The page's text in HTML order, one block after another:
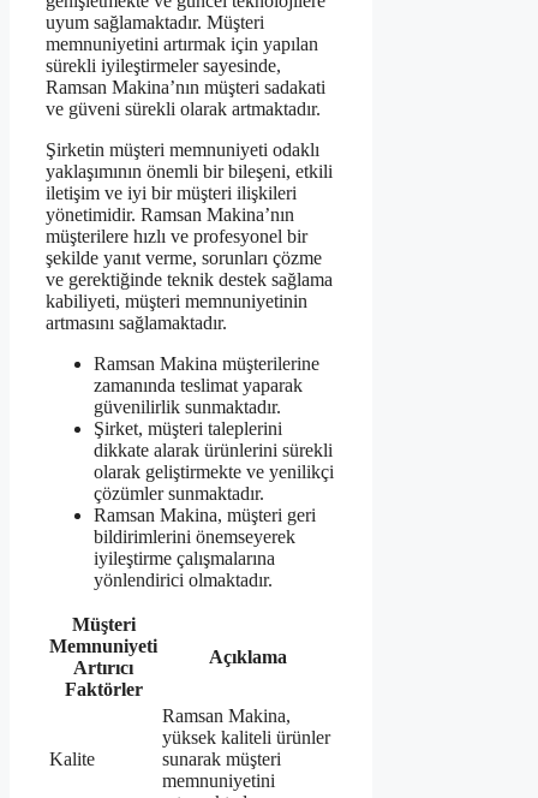
uyum sağlamaktadır. Müşteri
memnuniyetini artırmak için yapılan
sürekli iyileştirmeler sayesinde,
Ramsan Makina’nın müşteri sadakati
ve güveni sürekli olarak artmaktadır.
Şirketin müşteri memnuniyeti odaklı
yaklaşımının önemli bir bileşeni, etkili
iletişim ve iyi bir müşteri ilişkileri
yönetimidir. Ramsan Makina’nın
müşterilere hızlı ve profesyonel bir
şekilde yanıt verme, sorunları çözme
ve gerektiğinde teknik destek sağlama
kabiliyeti, müşteri memnuniyetinin
artmasını sağlamaktadır.
Ramsan Makina müşterilerine
zamanında teslimat yaparak
güvenilirlik sunmaktadır.
Şirket, müşteri taleplerini
dikkate alarak ürünlerini sürekli
olarak geliştirmekte ve yenilikçi
çözümler sunmaktadır.
Ramsan Makina, müşteri geri
bildirimlerini önemseyerek
iyileştirme çalışmalarına
yönlendirici olmaktadır.
Müşteri
Memnuniyeti
Artırıcı
Faktörler
Açıklama
Kalite
Ramsan Makina,
yüksek kaliteli ürünler
sunarak müşteri
memnuniyetini